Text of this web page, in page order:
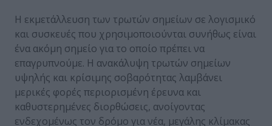
Η εκμετάλλευση των τρωτών σημείων σε λογισμικό
και συσκευές που χρησιμοποιούνται συνήθως είναι
ένα ακόμη σημείο για το οποίο πρέπει να
επαγρυπνούμε. Η ανακάλυψη τρωτών σημείων
υψηλής και κρίσιμης σοβαρότητας λαμβάνει
μερικές φορές περιορισμένη έρευνα και
καθυστερημένες διορθώσεις, ανοίγοντας
ενδεχομένως τον δρόμο για νέα, μεγάλης κλίμακας